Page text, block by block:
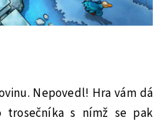
Nepovedl! Hra vám dá
trosečníka s nímž se pak